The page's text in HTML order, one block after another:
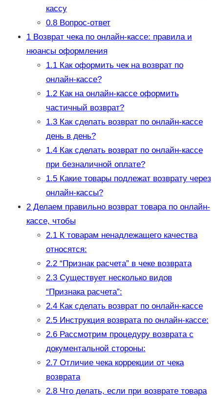
кассу
0.8Вопрос-ответ
1Возврат чека по онлайн-кассе: правила и
нюансы оформления
1.1Как оформить чек на возврат по
онлайн-кассе?
1.2Как на онлайн-кассе оформить
частичный возврат?
1.3Как сделать возврат по онлайн-кассе
день в день?
1.4Как сделать возврат по онлайн-кассе
при безналичной оплате?
1.5Какие товары подлежат возврату через
онлайн-кассы?
2Делаем правильно возврат товара по онлайн-
кассе, чтобы
2.1К товарам ненадлежащего качества
относятся:
2.2“Признак расчета” в чеке возврата
2.3Существует несколько видов
“Признака расчета”:
2.4Как сделать возврат по онлайн-кассе
2.5Инструкция возврата по онлайн-кассе:
2.6Рассмотрим процедуру возврата с
документальной стороны:
2.7Отличие чека коррекции от чека
возврата
2.8Что делать, если при возврате товара